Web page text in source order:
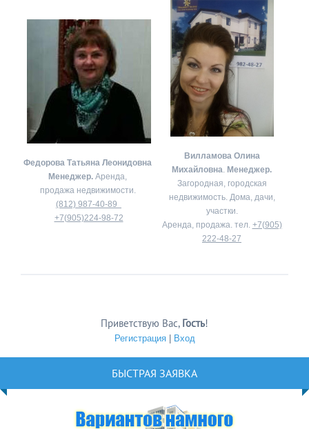
Федорова Татьяна Леонидовна
Менеджер. Аренда,
продажа недвижимости.
(812) 987-40-89
+7(905)224-98-72
Вилламова Олина
Михайловна Менеджер.
Загородная, городская
недвижимость. Дома, дачи,
участки.
Аренда, продажа. тел. +7(905)
222-48-27
Приветствую Вас, Гость!
Регистрация| Вход
БЫСТРАЯ ЗАЯВКА